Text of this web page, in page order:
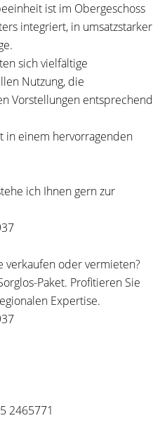
ist im Obergeschoss
integriert, in umsatzstarker
sich vielfältige
Nutzung, die
Vorstellungen entsprechend
in einem hervorragenden
ich Ihnen gern zur
oder vermieten?
Paket. Profitieren Sie
Expertise.
2465771